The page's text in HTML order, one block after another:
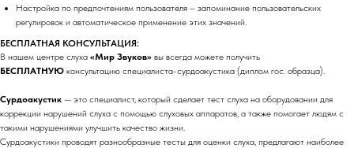
Настройка по предпочтениям пользователя – запоминание пользовательских
регулировок и автоматическое применение этих значений.
БЕСПЛАТНАЯ КОНСУЛЬТАЦИЯ:
В нашем центре слуха «Мир Звуков» вы всегда можете получить
БЕСПЛАТНУЮ консультацию специалиста-сурдоакустика (диплом гос. образца).
Сурдоакустик — это специалист, который сделает тест слуха на оборудовании для
коррекции нарушений слуха с помощью слуховых аппаратов, а также помогает людям с
такими нарушениями улучшить качество жизни.
Сурдоакустики проводят разнообразные тесты для оценки слуха, предлагают наиболее